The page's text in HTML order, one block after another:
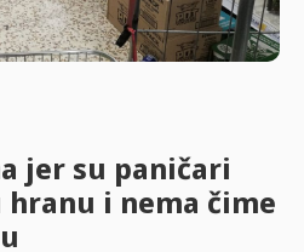
jer su paničari
i nema čime